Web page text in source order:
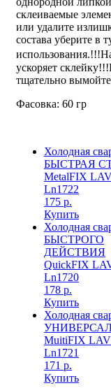
склеиваемые
или удалите
состава уберите в
ускоряет
тщательно
Фасовка: 60 гр
Холодная
БЫСТРАЯ
MetalFIX
Ln1722
175 р.
Купить
Холодная
БЫСТРОГО
ДЕЙСТВИЯ
QuickFIX
Ln1720
178 р.
Купить
Холодная
MuitiFIX
Ln1721
171 р.
Купить